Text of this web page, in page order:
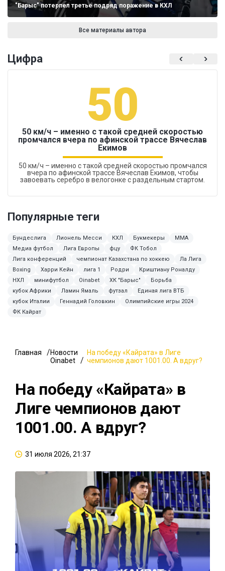
"Барыс" потерпел третье подряд поражение в КХЛ
Все материалы автора
Цифра
50
50 км/ч – именно с такой средней скоростью
промчался вчера по афинской трассе Вячеслав
Екимов
50 км/ч – именно с такой средней скоростью промчался
вчера по афинской трассе Вячеслав Екимов, чтобы
завоевать серебро в велогонке с раздельным стартом.
Популярные теги
Бундеслига Лионель Месси КХЛ Букмекеры
ММА
Медиа футбол
Лига Европы фцу
ФК Тобол
Лига конференций
чемпионат Казахстана по хоккею
Ла Лига
Boxing
Харри Кейн лига 1 Родри
Криштиану Роналду
НХЛ
минифутбол Oinabet ХК "Барыс"
Борьба
кубок Африки
Ламин Ямаль футзал
Единая лига ВТБ
кубок Италии
Геннадий Головкин
Олимпийские игры 2024
ФК Кайрат
Главная
Новости
Oinabet
На победу «Кайрата» в Лиге
чемпионов дают 1001.00. А вдруг?
На победу «Кайрата» в
Лиге чемпионов дают
1001.00. А вдруг?
31 июля 2026, 21:37